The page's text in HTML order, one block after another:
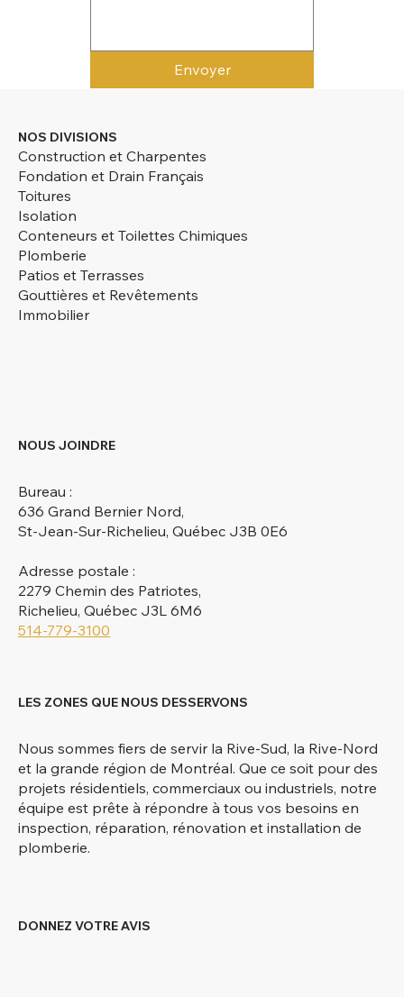
Envoyer
NOS DIVISIONS
Construction et Charpentes
Fondation et Drain Français
Toitures
Isolation
Conteneurs et Toilettes Chimiques
Plomberie
Patios et Terrasses
Gouttières et Revêtements
Immobilier
NOUS JOINDRE
Bureau :
636 Grand Bernier Nord,
St-Jean-Sur-Richelieu, Québec J3B 0E6
Adresse postale :
2279 Chemin des Patriotes,
Richelieu, Québec J3L 6M6
514-779-3100
LES ZONES QUE NOUS DESSERVONS
Nous sommes fiers de servir la Rive-Sud, la Rive-Nord
et la grande région de Montréal. Que ce soit pour des
projets résidentiels, commerciaux ou industriels, notre
équipe est prête à répondre à tous vos besoins en
inspection, réparation, rénovation et installation de
plomberie.
DONNEZ VOTRE AVIS